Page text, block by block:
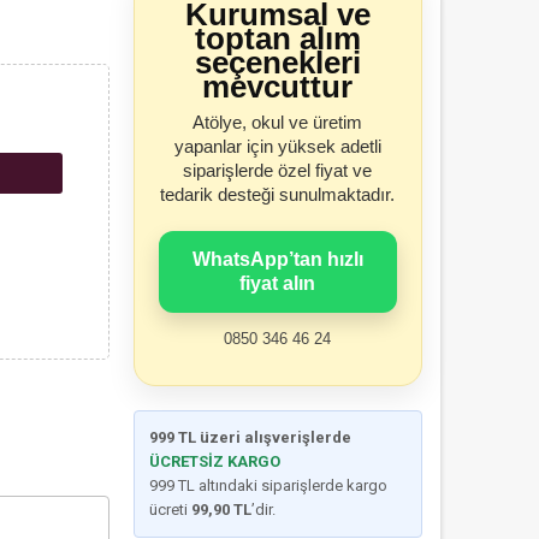
Kurumsal ve
toptan alım
seçenekleri
mevcuttur
Atölye, okul ve üretim
yapanlar için yüksek adetli
siparişlerde özel fiyat ve
tedarik desteği sunulmaktadır.
WhatsApp’tan hızlı
fiyat alın
0850 346 46 24
999 TL üzeri alışverişlerde
ÜCRETSİZ KARGO
999 TL altındaki siparişlerde kargo
ücreti 99,90 TL’dir.